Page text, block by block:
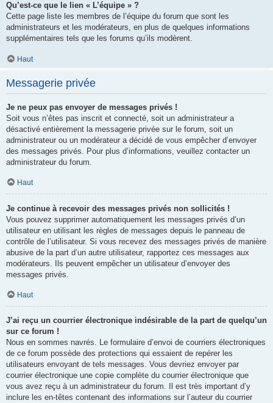
Qu’est-ce que le lien « L’équipe » ?
Cette page liste les membres de l’équipe du forum que sont les
administrateurs et les modérateurs, en plus de quelques informations
supplémentaires tels que les forums qu’ils modèrent.
Haut
Messagerie privée
Je ne peux pas envoyer de messages privés !
Soit vous n’êtes pas inscrit et connecté, soit un administrateur a
désactivé entièrement la messagerie privée sur le forum, soit un
administrateur ou un modérateur a décidé de vous empêcher d’envoyer
des messages privés. Pour plus d’informations, veuillez contacter un
administrateur du forum.
Haut
Je continue à recevoir des messages privés non sollicités !
Vous pouvez supprimer automatiquement les messages privés d’un
utilisateur en utilisant les règles de messages depuis le panneau de
contrôle de l’utilisateur. Si vous recevez des messages privés de manière
abusive de la part d’un autre utilisateur, rapportez ces messages aux
modérateurs. Ils peuvent empêcher un utilisateur d’envoyer des
messages privés.
Haut
J’ai reçu un courrier électronique indésirable de la part de quelqu’un
sur ce forum !
Nous en sommes navrés. Le formulaire d’envoi de courriers électroniques
de ce forum possède des protections qui essaient de repérer les
utilisateurs envoyant de tels messages. Vous devriez envoyer par
courrier électronique une copie complète du courrier électronique que
vous avez reçu à un administrateur du forum. Il est très important d’y
inclure les en-têtes contenant des informations sur l’auteur du courrier